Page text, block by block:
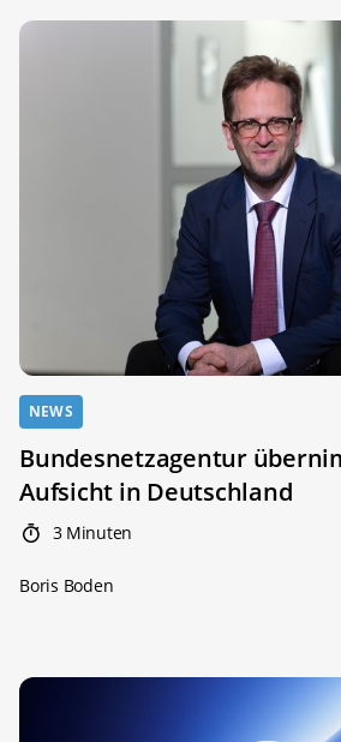
NEWS
Bundesnetzagentur
Aufsicht in Deutschland
3 Minuten
Boris Boden